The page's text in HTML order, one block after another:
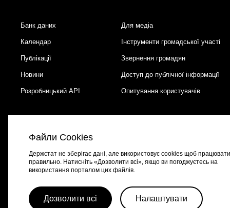
Footer
Банк даних Для медіа
Календар Інструменти громадської участі
Публікації Звернення громадян
Новини Доступ до публічної інформації
Розробницький API Опитування користувачів
Портал створено за підтримки швейцарсько-української програми
Файли Cookies
Держстат не зберігає дані, але використовує cookies щоб працювати
правильно. Натисніть «Дозволити всі», якщо ви погоджуєтесь на
використання порталом цих файлів.
Дозволити всі Налаштувати